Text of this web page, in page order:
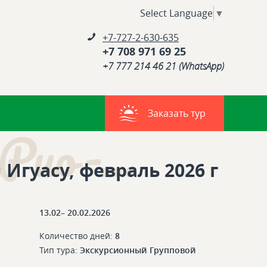
Select Language ▼
+7-727-2-630-635
+7 708 971 69 25
+7 777 214 46 21 (WhatsApp)
Заказать тур
февраль 2026 г
...
13.02– 20.02.2026
Количество дней: 8
Тип тура: Экскурсионный Групповой